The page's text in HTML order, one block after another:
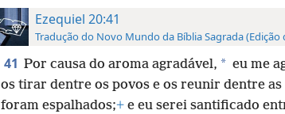
Ezequiel 20:41
Tradução do Novo Mundo da Bíblia Sagrada (Edição
41 Por causa do aroma agradável, * eu me
os tirar dentre os povos e os reunir dentre
foram espalhados;+e eu serei santificado